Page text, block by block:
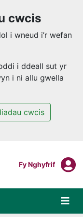
cwcis
i wneud i’r wefan
i ddeall sut yr
i ni allu gwella
cwcis
Mewngofnodi I
Fy Nghyfrif